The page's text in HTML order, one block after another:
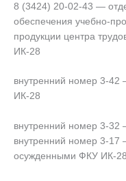
8 (3424) 20-02-43 —
обеспечения учебно-
продукции центра
ИК-28
внутренний номер 3-42
ИК-28
внутренний номер 3-32
внутренний номер 3-17
осужденными ФКУ ИК-28